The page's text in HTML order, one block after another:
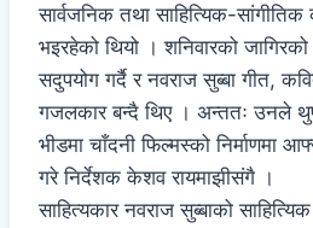
सार्वजनिक तथा साहित्यिक-
भइरहेको थियो । शनिवारको
सदुपयोग गर्दै र नवराज सुब्बा गीत,
गजलकार बन्दै थिए । अन्ततः उनले
भीडमा चाँदनी फिल्मस्को निर्माणमा
गरे निर्देशक केशव रायमाझीसंगै ।
साहित्यकार नवराज सुब्बाको